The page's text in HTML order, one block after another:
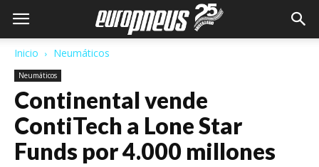
Inicio Neumáticos
Neumáticos
Continental vende
ContiTech a Lone Star
Funds por 4.000 millones